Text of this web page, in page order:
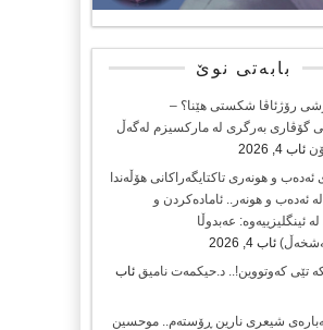
بابەتی نوێ
رۆژئاڤا شکستی هێنا؟ –
گۆڤاری بەرگری لە مارکسیزم لەگەڵ
ئاب 4, 2026
ئەدەب و هونەری تاکتایگەراکانی هۆڵەندا
ئەدەب و هونەر.. ئامادەکردن و
ئینگلیزییەوە: عەبدوڵا
ئاب 4, 2026
تێی کەوتووین!.. د.حیکمەت نامیق ئاب
شیعرى نارین ڕۆستەم.. موحسین